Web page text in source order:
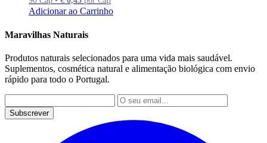
Adicionar ao Carrinho
Maravilhas Naturais
Produtos naturais selecionados para uma vida mais saudável.
Suplementos, cosmética natural e alimentação biológica com envio
rápido para todo o Portugal.
Subscrever